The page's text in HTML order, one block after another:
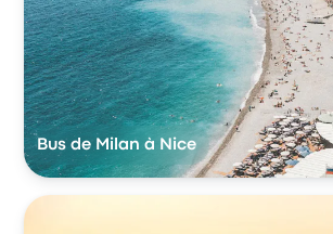
Bus de Milan à Nice